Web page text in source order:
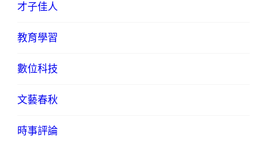
才子佳人
教育學習
數位科技
文藝春秋
時事評論